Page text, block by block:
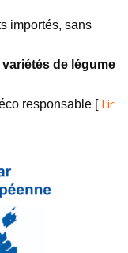
importés, sans
de légume
responsable [ Lir